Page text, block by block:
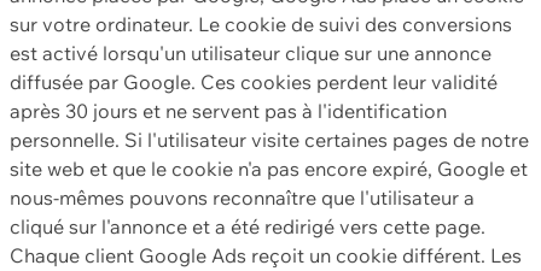
sur votre ordinateur. Le cookie de suivi des conversions
est activé lorsqu'un utilisateur clique sur une annonce
diffusée par Google. Ces cookies perdent leur validité
après 30 jours et ne servent pas à l'identification
personnelle. Si l'utilisateur visite certaines pages de notre
site web et que le cookie n'a pas encore expiré, Google et
nous-mêmes pouvons reconnaître que l'utilisateur a
cliqué sur l'annonce et a été redirigé vers cette page.
Chaque client Google Ads reçoit un cookie différent. Les